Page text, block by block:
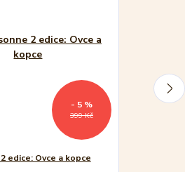
399 Kč
- 5 %
edice: Ovce a kopce